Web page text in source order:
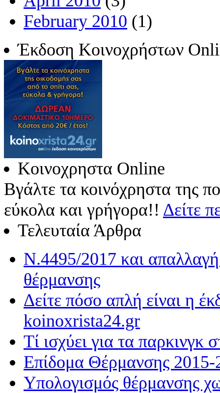
February 2010 (1)
Έκδοση Κοινοχρήστων
Κοινοχρηστα Online
Βγάλτε τα κοινόχρηστα της
εύκολα και γρήγορα!! Δείτε
Τελευταία Άρθρα
Ν.4495/2017 και απαλλαγή
θέρμανσης
Δείτε πόσο απλή είναι η
koinoxrista24.gr
Τί ισχύει για τα παρκινγκ
Επίδομα Θέρμανσης 2015-
Υπολογισμός θέρμανσης